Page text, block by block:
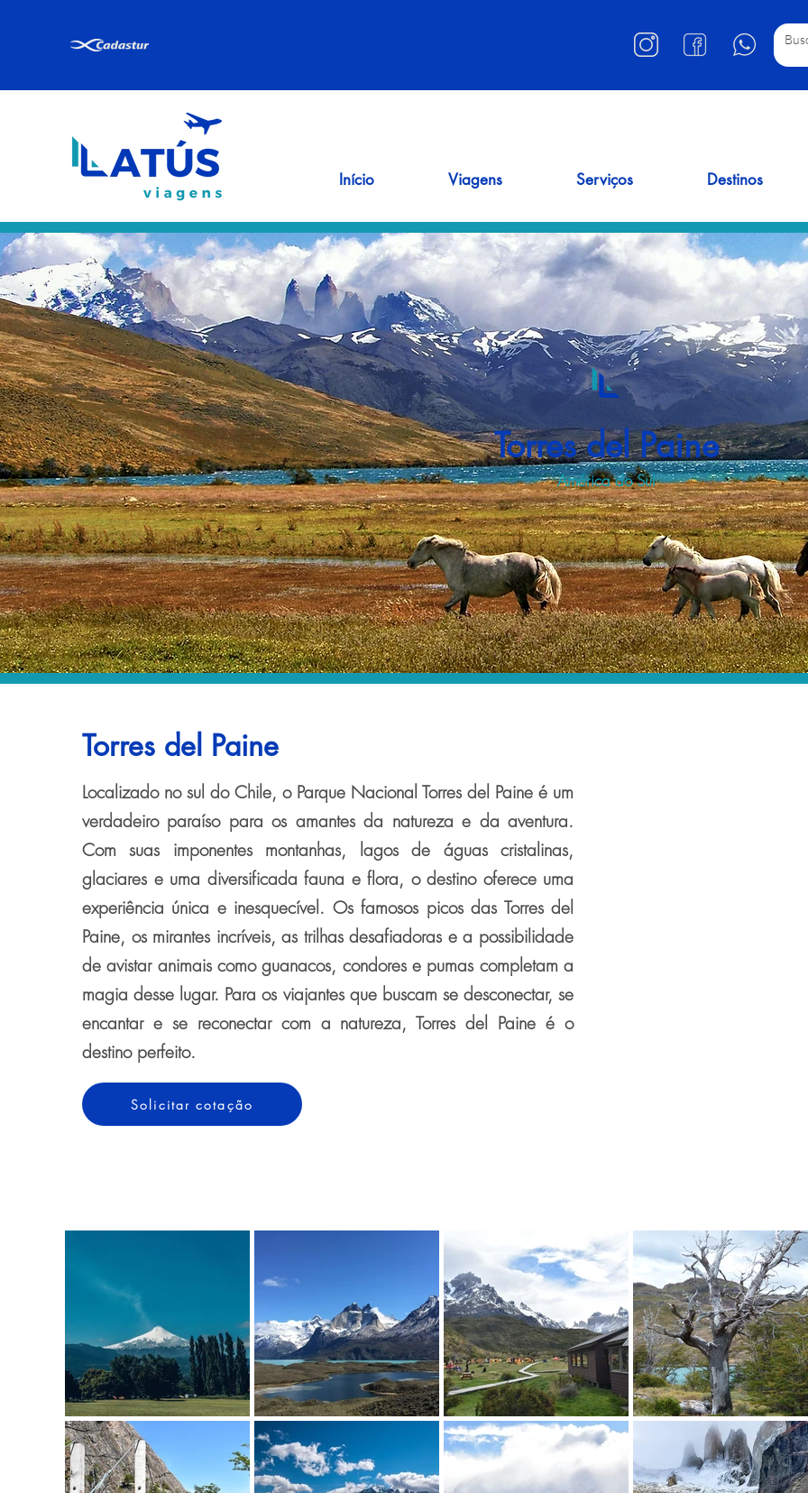
Início Viagens Serviços Destinos
Torres del Paine
América do Sul
Torres del Paine
Localizado no sul do Chile, o Parque Nacional Torres del Paine é um
verdadeiro paraíso para os amantes da natureza e da aventura.
Com suas imponentes montanhas, lagos de águas cristalinas,
glaciares e uma diversificada fauna e flora, o destino oferece uma
experiência única e inesquecível. Os famosos picos das Torres del
Paine, os mirantes incríveis, as trilhas desafiadoras e a possibilidade
de avistar animais como guanacos, condores e pumas completam a
magia desse lugar. Para os viajantes que buscam se desconectar, se
encantar e se reconectar com a natureza, Torres del Paine é o
destino perfeito.
Solicitar cotação